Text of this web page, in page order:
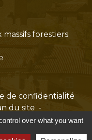
forestiers
de confidentialité
du site -
over what you want